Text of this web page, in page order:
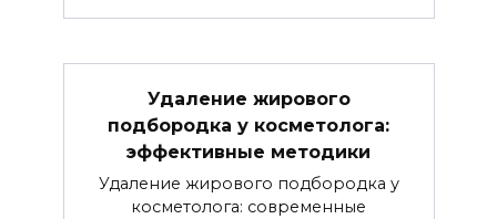
Удаление жирового
подбородка у косметолога:
эффективные методики
Удаление жирового подбородка у
косметолога: современные